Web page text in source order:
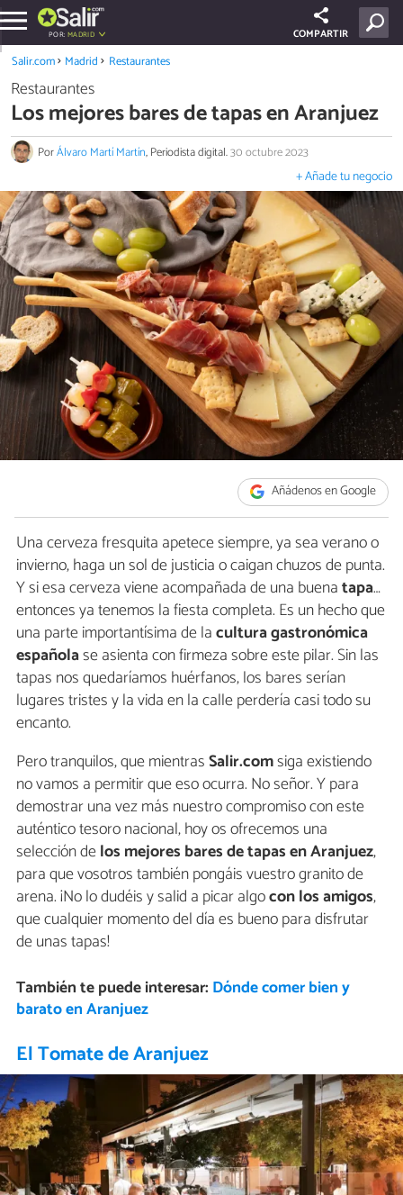
POR: MADRID COMPARTIR
Salir.com Madrid Restaurantes
Restaurantes
Los mejores bares de tapas en Aranjuez
PorÁlvaro Martí Martín, Periodista digital.30 octubre 2023
+ Añade tu negocio
Añádenos en Google
Una cerveza fresquita apetece siempre, ya sea verano o
invierno, haga un sol de justicia o caigan chuzos de punta.
Y si esa cerveza viene acompañada de una buenatapa…
entonces ya tenemos la fiesta completa. Es un hecho que
una parte importantísima de lacultura gastronómica
españolase asienta con firmeza sobre este pilar. Sin las
tapas nos quedaríamos huérfanos, los bares serían
lugares tristes y la vida en la calle perdería casi todo su
encanto.
Pero tranquilos, que mientrasSalir.comsiga existiendo
no vamos a permitir que eso ocurra. No señor. Y para
demostrar una vez más nuestro compromiso con este
auténtico tesoro nacional, hoy os ofrecemos una
selección delos mejores bares de tapas en Aranjuez,
para que vosotros también pongáis vuestro granito de
arena. ¡No lo dudéis y salid a picar algocon los amigos,
que cualquier momento del día es bueno para disfrutar
de unas tapas!
También te puede interesar: Dónde comer bien y
barato en Aranjuez
El Tomate de Aranjuez